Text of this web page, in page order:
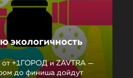
экологичность
от +1ГОРОД и ZAVTRA —
до финиша дойдут